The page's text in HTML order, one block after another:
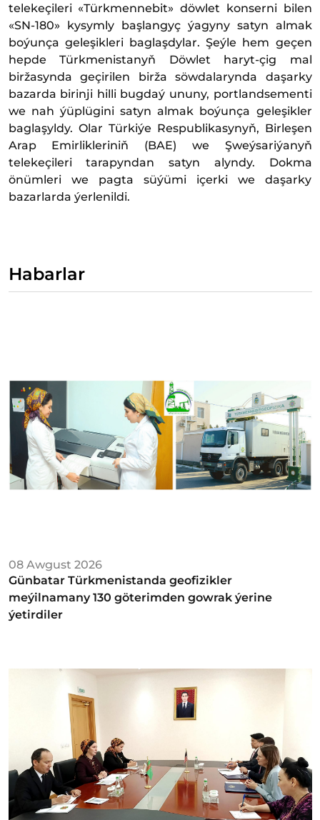
telekeçileri «Türkmennebit» döwlet konserni bilen
«SN-180» kysymly başlangyç ýagyny satyn almak
boýunça geleşikleri baglaşdylar. Şeýle hem geçen
hepde Türkmenistanyň Döwlet haryt-çig mal
biržasynda geçirilen birža söwdalarynda daşarky
bazarda birinji hilli bugdaý ununy, portlandsementi
we nah ýüplügini satyn almak boýunça geleşikler
baglaşyldy. Olar Türkiýe Respublikasynyň, Birleşen
Arap Emirlikleriniň (BAE) we Şweýsariýanyň
telekeçileri tarapyndan satyn alyndy. Dokma
önümleri we pagta süýümi içerki we daşarky
bazarlarda ýerlenildi.
Habarlar
08 Awgust 2026
Günbatar Türkmenistanda geofizikler
meýilnamany 130 göterimden gowrak ýerine
ýetirdiler